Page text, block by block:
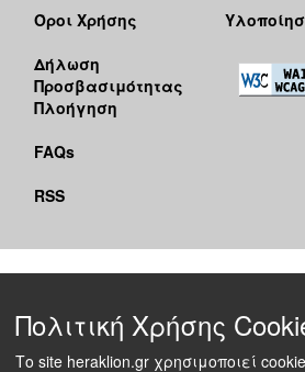
Όροι Χρήσης
Δήλωση
Προσβασιμότητας
Πλοήγηση
FAQs
RSS
Πολιτική Χρήσης
Το site heraklion.gr χρησιμοποιεί